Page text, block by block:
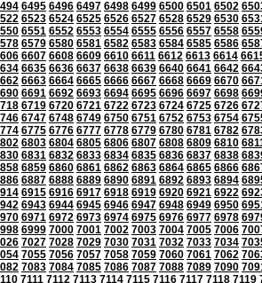
6495 6496 6497 6498 6499 6500 6501 6502
6523 6524 6525 6526 6527 6528 6529 6530
6551 6552 6553 6554 6555 6556 6557 6558
6579 6580 6581 6582 6583 6584 6585 6586
6607 6608 6609 6610 6611 6612 6613 6614
6635 6636 6637 6638 6639 6640 6641 6642
6663 6664 6665 6666 6667 6668 6669 6670
6691 6692 6693 6694 6695 6696 6697 6698
6719 6720 6721 6722 6723 6724 6725 6726
6747 6748 6749 6750 6751 6752 6753 6754
6775 6776 6777 6778 6779 6780 6781 6782
6803 6804 6805 6806 6807 6808 6809 6810
6831 6832 6833 6834 6835 6836 6837 6838
6859 6860 6861 6862 6863 6864 6865 6866
6887 6888 6889 6890 6891 6892 6893 6894
6915 6916 6917 6918 6919 6920 6921 6922
6943 6944 6945 6946 6947 6948 6949 6950
6971 6972 6973 6974 6975 6976 6977 6978
6999 7000 7001 7002 7003 7004 7005 7006
7027 7028 7029 7030 7031 7032 7033 7034
7055 7056 7057 7058 7059 7060 7061 7062
7083 7084 7085 7086 7087 7088 7089 7090
7111 7112 7113 7114 7115 7116 7117 7118 7119